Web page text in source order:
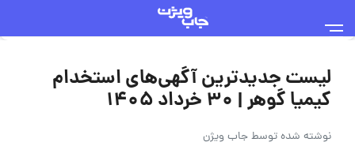
لیست جدیدترین آگهی‌های استخدام
کیمیا گوهر | ۳۰ خرداد ۱۴۰۵
نوشته شده توسطجاب ویژن